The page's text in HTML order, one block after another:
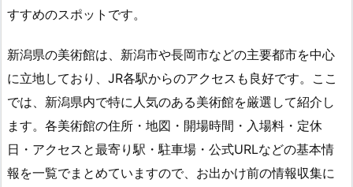
すすめのスポットです。
新潟県の美術館は、新潟市や長岡市などの主要都市を中心
に立地しており、JR各駅からのアクセスも良好です。ここ
では、新潟県内で特に人気のある美術館を厳選して紹介し
ます。各美術館の住所・地図・開場時間・入場料・定休
日・アクセスと最寄り駅・駐車場・公式URLなどの基本情
報を一覧でまとめていますので、お出かけ前の情報収集に